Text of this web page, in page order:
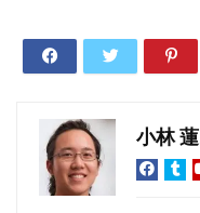
小林 蓮